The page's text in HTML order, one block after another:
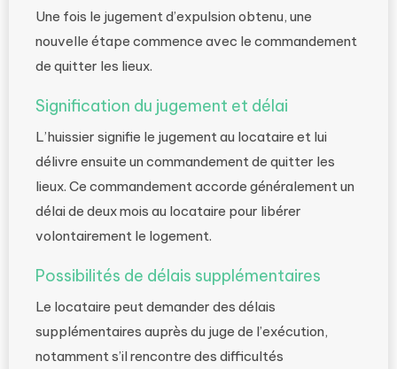
Une fois le jugement d’expulsion obtenu, une
nouvelle étape commence avec le commandement
de quitter les lieux.
Signification du jugement et délai
L’huissier signifie le jugement au locataire et lui
délivre ensuite un commandement de quitter les
lieux. Ce commandement accorde généralement un
délai de deux mois au locataire pour libérer
volontairement le logement.
Possibilités de délais supplémentaires
Le locataire peut demander des délais
supplémentaires auprès du juge de l’exécution,
notamment s’il rencontre des difficultés